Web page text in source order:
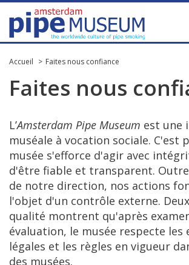
Accueil Faites nous confiance
Faites nous
L’Amsterdam Pipe Museum est une
muséale à vocation sociale. C'est
musée s'efforce d'agir avec inté
d'être fiable et transparent. Outre
de notre direction, nos actions
l'objet d'un contrôle externe. Deux
qualité montrent qu'après
évaluation, le musée respecte les
légales et les règles en vigueur
des musées.